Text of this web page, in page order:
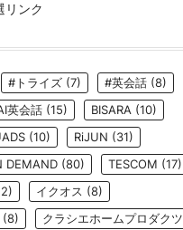
リンク
#トライズ (7) #英会話 (8)
英会話 (15) BISARA (10)
(10) RiJUN (31)
DEMAND (80) TESCOM (17)
イクオス (8)
(8) クラシエホームプロダクツ